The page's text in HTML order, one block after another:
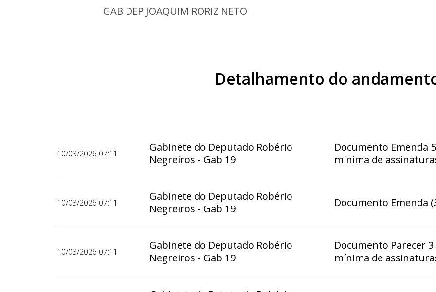
GAB DEP JOAQUIM RORIZ NETO
Detalhamento do
10/03/2026 07:11
Gabinete do Deputado Robério
Negreiros - Gab 19
Documento Emenda
mínima de
10/03/2026 07:11
Gabinete do Deputado Robério
Negreiros - Gab 19
Documento Emenda
10/03/2026 07:11
Gabinete do Deputado Robério
Negreiros - Gab 19
Documento Parecer
mínima de